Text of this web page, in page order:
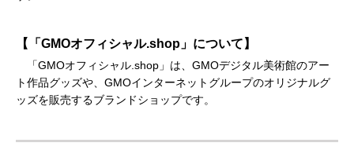
【「GMOオフィシャル.shop」について】
「GMOオフィシャル.shop」は、GMOデジタル美術館のアー
ト作品グッズや、GMOインターネットグループのオリジナルグ
ッズを販売するブランドショップです。